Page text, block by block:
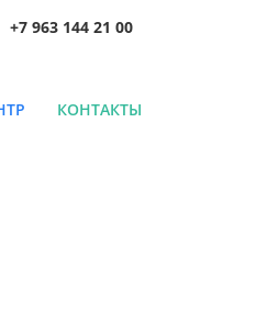
+7 963 144 21 00
КОНТАКТЫ